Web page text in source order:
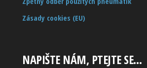
Zásady cookies (EU)
NAPIŠTE NÁM, PTEJTE SE…